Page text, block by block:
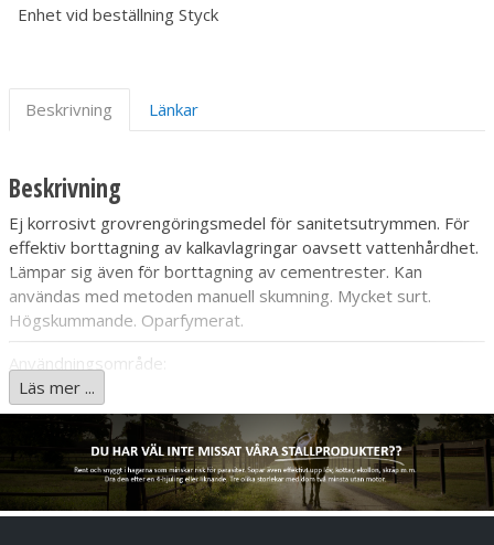
Enhet vid beställning Styck
Beskrivning Länkar
Beskrivning
Ej korrosivt grovrengöringsmedel för sanitetsutrymmen. För
effektiv borttagning av kalkavlagringar oavsett vattenhårdhet.
Lämpar sig även för borttagning av cementrester. Kan
användas med metoden manuell skumning. Mycket surt.
Högskummande. Oparfymerat.
Användningsområde:
För kalkborttagning och rengöring av tvättbara och
syrabeständiga ytor (sanitetsporslin, armatur, kakel, bad-,
dusch, tvätt- och toalettutrymmen etc.).
Lämpar sig inte för syrakänsliga ytor (kalksten, marmor,
klinker, aluminium osv.).
Läs mer ...